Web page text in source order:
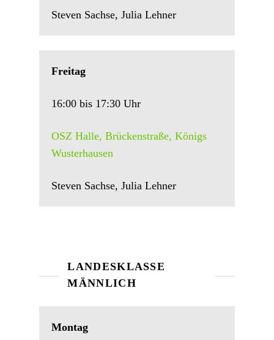
Steven Sachse, Julia Lehner
Freitag
16:00 bis 17:30 Uhr
OSZ Halle, Brückenstraße, Königs
Wusterhausen
Steven Sachse, Julia Lehner
LANDESKLASSE
MÄNNLICH
Montag